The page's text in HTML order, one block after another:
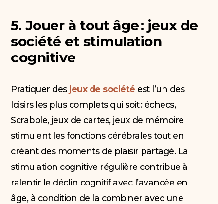
5. Jouer à tout âge : jeux de
société et stimulation
cognitive
Pratiquer des jeux de société est l’un des
loisirs les plus complets qui soit : échecs,
Scrabble, jeux de cartes, jeux de mémoire
stimulent les fonctions cérébrales tout en
créant des moments de plaisir partagé. La
stimulation cognitive régulière contribue à
ralentir le déclin cognitif avec l’avancée en
âge, à condition de la combiner avec une